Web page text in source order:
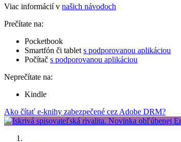
Viac informácií v našich návodoch
Prečítate na:
Pocketbook
Smartfón či tablet s podporovanou aplikáciou
Počítač s podporovanou aplikáciou
Neprečítate na:
Kindle
Ako čítať e-knihy zabezpečené cez Adobe DRM?